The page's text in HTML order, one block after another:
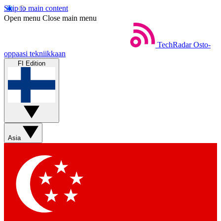
Skip to main content
Open menu Close main menu
TechRadar Osto-
oppaasi tekniikkaan
FI Edition
Asia